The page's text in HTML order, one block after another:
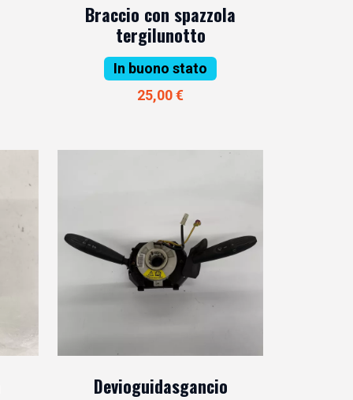
Braccio con spazzola
tergilunotto
In buono stato
25,00 €
Devioguidasgancio